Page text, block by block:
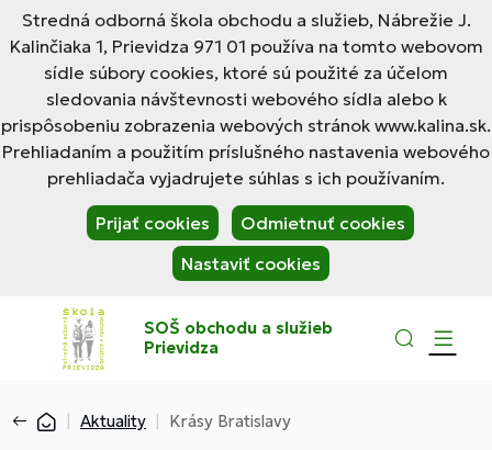
Stredná odborná škola obchodu a služieb, Nábrežie J.
Kalinčiaka 1, Prievidza 971 01 používa na tomto webovom
sídle súbory cookies, ktoré sú použité za účelom
sledovania návštevnosti webového sídla alebo k
prispôsobeniu zobrazenia webových stránok www.kalina.sk.
Prehliadaním a použitím príslušného nastavenia webového
prehliadača vyjadrujete súhlas s ich používaním.
Prijať cookies
Odmietnuť cookies
Nastaviť cookies
SOŠ obchodu a služieb
Prievidza
Aktuality Krásy Bratislavy